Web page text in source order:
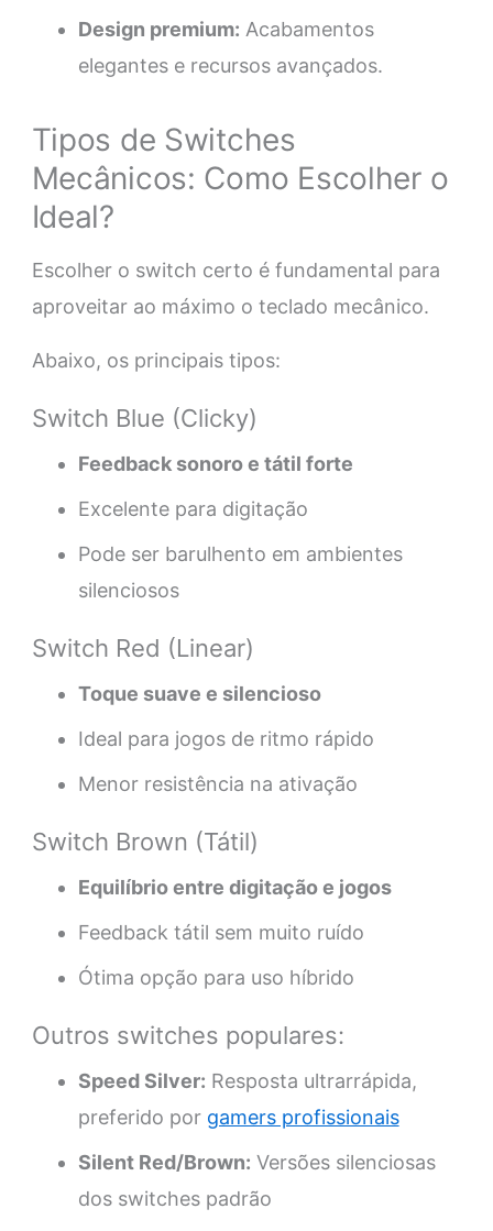
Design premium: Acabamentos
elegantes e recursos avançados.
Tipos de Switches
Mecânicos: Como Escolher o
Ideal?
Escolher o switch certo é fundamental para
aproveitar ao máximo o teclado mecânico.
Abaixo, os principais tipos:
Switch Blue (Clicky)
Feedback sonoro e tátil forte
Excelente para digitação
Pode ser barulhento em ambientes
silenciosos
Switch Red (Linear)
Toque suave e silencioso
Ideal para jogos de ritmo rápido
Menor resistência na ativação
Switch Brown (Tátil)
Equilíbrio entre digitação e jogos
Feedback tátil sem muito ruído
Ótima opção para uso híbrido
Outros switches populares:
Speed Silver: Resposta ultrarrápida,
preferido por gamers profissionais
Silent Red/Brown: Versões silenciosas
dos switches padrão